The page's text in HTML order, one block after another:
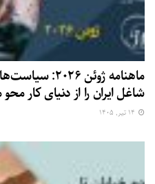
ماهنامه ژوئن
شاغل ایران را از دنیای کار